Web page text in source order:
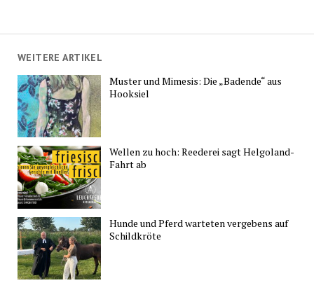
WEITERE ARTIKEL
Muster und Mimesis: Die „Badende“ aus
Hooksiel
Wellen zu hoch: Reederei sagt Helgoland-
Fahrt ab
Hunde und Pferd warteten vergebens auf
Schildkröte